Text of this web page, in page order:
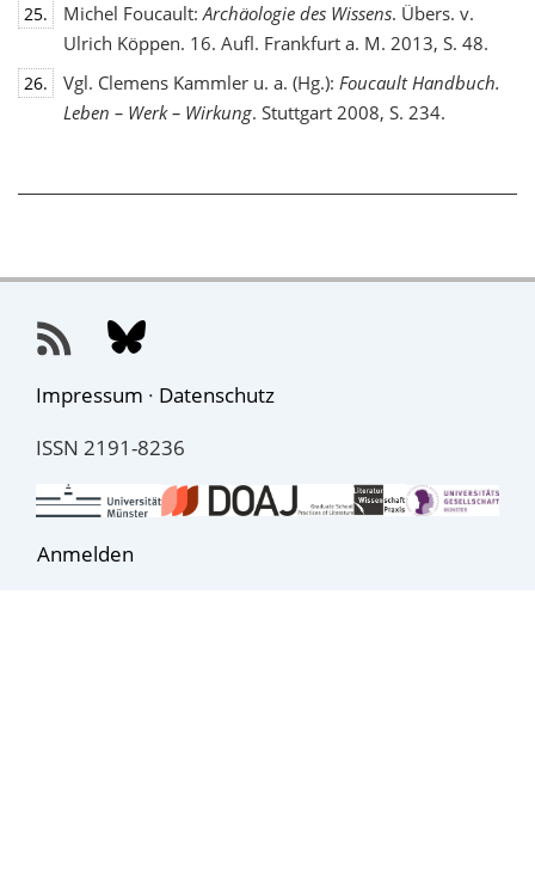
25. Michel Foucault:Archäologie des Wissens. Übers. v.
Ulrich Köppen. 16. Aufl. Frankfurt a. M. 2013, S. 48.
26. Vgl. Clemens Kammler u. a. (Hg.): Foucault Handbuch.
Leben – Werk – Wirkung. Stuttgart 2008, S. 234.
Impressum · Datenschutz
ISSN 2191-8236
Anmelden